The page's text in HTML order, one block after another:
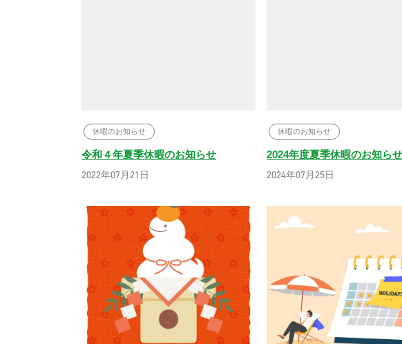
休暇のお知らせ
令和４年夏季休暇のお知らせ
2022年07月21日
休暇のお知らせ
2024年度夏季休暇のお知らせ
2024年07月25日